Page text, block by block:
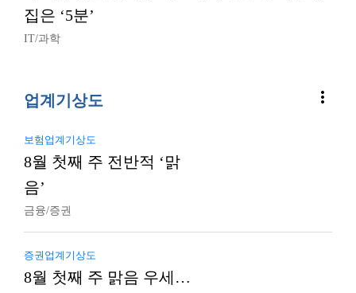
집은 ‘5분’
IT/과학
업계기상도 more_vert
보험업계기상도
8월 첫째 주 전반적 ‘맑
음’
금융/증권
증권업계기상도
8월 첫째 주 맑음 우세…